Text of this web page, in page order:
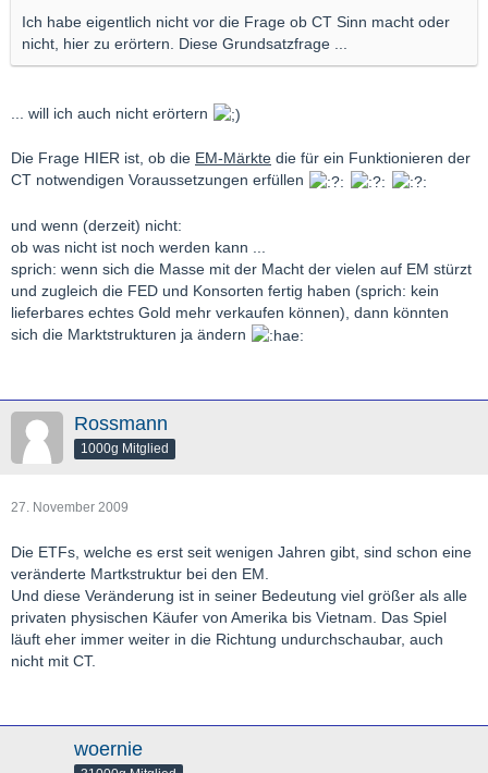
Ich habe eigentlich nicht vor die Frage ob CT Sinn macht oder
nicht, hier zu erörtern. Diese Grundsatzfrage ...
... will ich auch nicht erörtern
Die Frage HIER ist, ob die EM-Märkte die für ein Funktionieren der
CT notwendigen Voraussetzungen erfüllen
und wenn (derzeit) nicht:
ob was nicht ist noch werden kann ...
sprich: wenn sich die Masse mit der Macht der vielen auf EM stürzt
und zugleich die FED und Konsorten fertig haben (sprich: kein
lieferbares echtes Gold mehr verkaufen können), dann könnten
sich die Marktstrukturen ja ändern
Rossmann
1000g Mitglied
27. November 2009
Die ETFs, welche es erst seit wenigen Jahren gibt, sind schon eine
veränderte Martkstruktur bei den EM.
Und diese Veränderung ist in seiner Bedeutung viel größer als alle
privaten physischen Käufer von Amerika bis Vietnam. Das Spiel
läuft eher immer weiter in die Richtung undurchschaubar, auch
nicht mit CT.
woernie